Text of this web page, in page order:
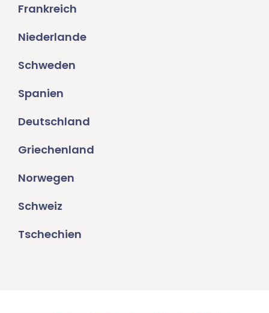
Frankreich
Niederlande
Schweden
Spanien
Deutschland
Griechenland
Norwegen
Schweiz
Tschechien